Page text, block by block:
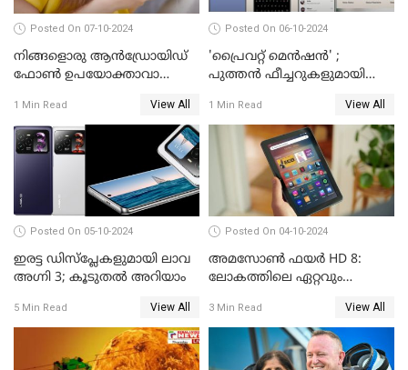
Posted On 07-10-2024
നിങ്ങളൊരു ആൻഡ്രോയിഡ്
ഫോൺ ഉപയോക്താവാണോ?
വാർത്ത!
1 Min Read View All
Posted On 06-10-2024
'പ്രൈവറ്റ് മെന്‍ഷന്‍' ;
പുത്തന്‍ ഫീച്ചറുകളുമായി
1 Min Read View All
Posted On 05-10-2024
ഇരട്ട ഡിസ്‌പ്ലേകളുമായി ലാവ
അഗ്നി 3; കൂടുതൽ അറിയാം
5 Min Read View All
Posted On 04-10-2024
അമസോൺ ഫയർ HD 8:
ലോകത്തിലെ ഏറ്റവും
എത്തി!
3 Min Read View All